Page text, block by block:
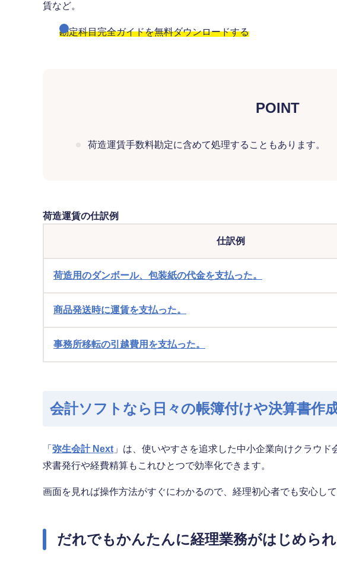
賃など。
勘定科目完全ガイドを無料ダウンロードする
POINT
荷造運賃手数料勘定に含めて処理することもあります。
荷造運賃の仕訳例
仕訳例
荷造用のダンボール、包装紙の代金を支払った。
商品発送時に運賃を支払った。
事務所移転の引越費用を支払った。
会計ソフトなら日々の帳簿付けや決算書作
「 弥生会計 Next 」は、使いやすさを追求した中小企業向けクラウ
求書発行や経費精算もこれひとつで効率化できます。
画面を見れば操作方法がすぐにわかるので、経理初心者でも安心し
だれでもかんたんに経理業務がはじめられ